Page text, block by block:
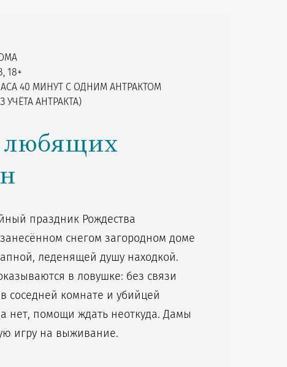
18+
40 МИНУТ С ОДНИМ АНТРАКТОМ
УЧЁТА АНТРАКТА)
любящих
праздник Рождества
снегом загородном доме
леденящей душу находкой.
в ловушке: без связи
соседней комнате и убийцей
нет, помощи ждать неоткуда. Дамы
игру на выживание.